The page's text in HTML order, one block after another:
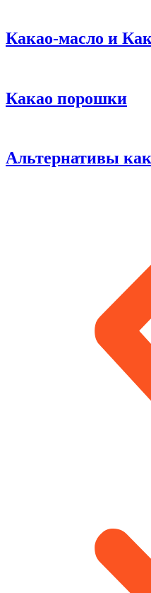
Какао-масло и
Какао порошки
Альтернативы